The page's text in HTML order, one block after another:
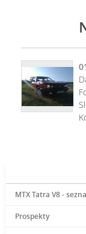
MTX Tatra V8 -
Prospekty